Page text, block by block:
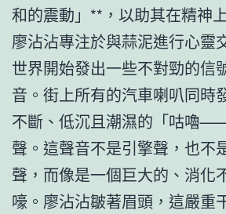
和的震動」**，以助其在精神
廖沾沾專注於與蒜泥進行心靈
世界開始發出一些不對勁的信
音。街上所有的汽車喇叭同時
不斷、低沉且潮濕的「咕嚕
聲。這聲音不是引擎聲，也不
聲，而像是一個巨大的、消化
嚎。廖沾沾皺著眉頭，這嚴重